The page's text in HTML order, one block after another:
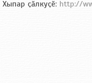
Хыпар ҫӑлкуҫӗ: http://